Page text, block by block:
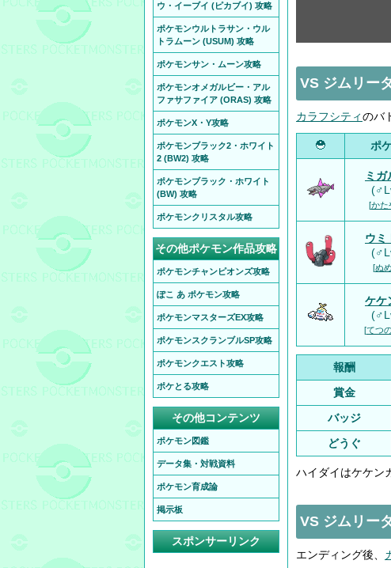
VS ジムリー
カラフシティのバ
ポ
ミガ
[かた
ウミ
[ぬ
ケケ
[てつ
報酬
賞金
バッジ
どうぐ
ハイダイはケケン
VS ジムリー
エンディング後、
ウ・イーブイ (ピカブイ) 攻略
ポケモンウルトラサン・ウル
トラムーン (USUM) 攻略
ポケモンサン・ムーン攻略
ポケモンオメガルビー・アル
ファサファイア (ORAS) 攻略
ポケモンX・Y攻略
ポケモンブラック2・ホワイト
2 (BW2) 攻略
ポケモンブラック・ホワイト
(BW) 攻略
ポケモンクリスタル攻略
その他ポケモン作品攻略
ポケモンチャンピオンズ攻略
ぽこ あ ポケモン攻略
ポケモンマスターズEX攻略
ポケモンスクランブルSP攻略
ポケモンクエスト攻略
ポケとる攻略
その他コンテンツ
ポケモン図鑑
データ集・対戦資料
ポケモン育成論
掲示板
スポンサーリンク